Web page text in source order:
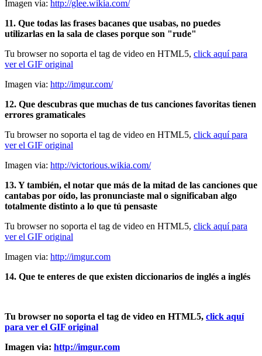
Imagen via: http://glee.wikia.com/
11. Que todas las frases bacanes que usabas, no puedes
utilizarlas en la sala de clases porque son "rude"
Tu browser no soporta el tag de video en HTML5, click aquí para
ver el GIF original
Imagen via: http://imgur.com/
12. Que descubras que muchas de tus canciones favoritas tienen
errores gramaticales
Tu browser no soporta el tag de video en HTML5, click aquí para
ver el GIF original
Imagen via: http://victorious.wikia.com/
13. Y también, el notar que más de la mitad de las canciones que
cantabas por oído, las pronunciaste mal o significaban algo
totalmente distinto a lo que tú pensaste
Tu browser no soporta el tag de video en HTML5, click aquí para
ver el GIF original
Imagen via: http://imgur.com
14. Que te enteres de que existen diccionarios de inglés a inglés
Tu browser no soporta el tag de video en HTML5, click aquí
para ver el GIF original
Imagen via: http://imgur.com